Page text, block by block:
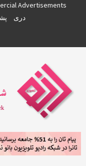
Advertisements
دری